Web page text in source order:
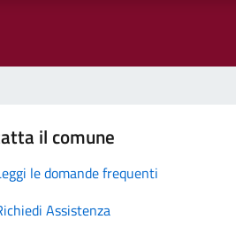
il comune
le domande frequenti
Assistenza